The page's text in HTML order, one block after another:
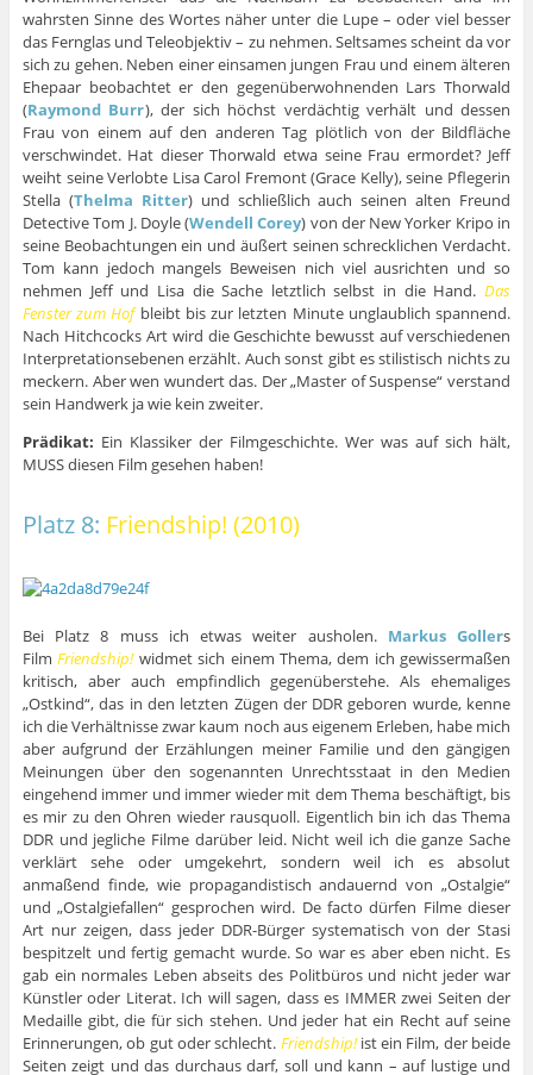
wahrsten Sinne des Wortes näher unter die Lupe – oder viel besser
das Fernglas und Teleobjektiv – zu nehmen. Seltsames scheint da vor
sich zu gehen. Neben einer einsamen jungen Frau und einem älteren
Ehepaar beobachtet er den gegenüberwohnenden Lars Thorwald
(Raymond Burr), der sich höchst verdächtig verhält und dessen
Frau von einem auf den anderen Tag plötlich von der Bildfläche
verschwindet. Hat dieser Thorwald etwa seine Frau ermordet? Jeff
weiht seine Verlobte Lisa Carol Fremont (Grace Kelly), seine Pflegerin
Stella (Thelma Ritter) und schließlich auch seinen alten Freund
Detective Tom J. Doyle (Wendell Corey) von der New Yorker Kripo in
seine Beobachtungen ein und äußert seinen schrecklichen Verdacht.
Tom kann jedoch mangels Beweisen nich viel ausrichten und so
nehmen Jeff und Lisa die Sache letztlich selbst in die Hand.Das
Fenster zum Hof bleibt bis zur letzten Minute unglaublich spannend.
Nach Hitchcocks Art wird die Geschichte bewusst auf verschiedenen
Interpretationsebenen erzählt. Auch sonst gibt es stilistisch nichts zu
meckern. Aber wen wundert das. Der „Master of Suspense“ verstand
sein Handwerk ja wie kein zweiter.
Prädikat: Ein Klassiker der Filmgeschichte. Wer was auf sich hält,
MUSS diesen Film gesehen haben!
Platz 8: Friendship! (2010)
Bei Platz 8 muss ich etwas weiter ausholen. Markus Gollers
FilmFriendship!widmet sich einem Thema, dem ich gewissermaßen
kritisch, aber auch empfindlich gegenüberstehe. Als ehemaliges
„Ostkind“, das in den letzten Zügen der DDR geboren wurde, kenne
ich die Verhältnisse zwar kaum noch aus eigenem Erleben, habe mich
aber aufgrund der Erzählungen meiner Familie und den gängigen
Meinungen über den sogenannten Unrechtsstaat in den Medien
eingehend immer und immer wieder mit dem Thema beschäftigt, bis
es mir zu den Ohren wieder rausquoll. Eigentlich bin ich das Thema
DDR und jegliche Filme darüber leid. Nicht weil ich die ganze Sache
verklärt sehe oder umgekehrt, sondern weil ich es absolut
anmaßend finde, wie propagandistisch andauernd von „Ostalgie“
und „Ostalgiefallen“ gesprochen wird. De facto dürfen Filme dieser
Art nur zeigen, dass jeder DDR-Bürger systematisch von der Stasi
bespitzelt und fertig gemacht wurde. So war es aber eben nicht. Es
gab ein normales Leben abseits des Politbüros und nicht jeder war
Künstler oder Literat. Ich will sagen, dass es IMMER zwei Seiten der
Medaille gibt, die für sich stehen. Und jeder hat ein Recht auf seine
Erinnerungen, ob gut oder schlecht. Friendship!ist ein Film, der beide
Seiten zeigt und das durchaus darf, soll und kann – auf lustige und